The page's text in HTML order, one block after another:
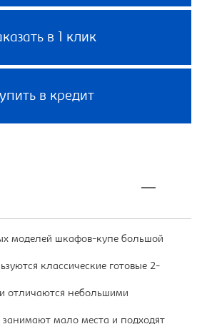
в 1 клик
в кредит
моделей шкафов-купе большой
классические готовые 2-
отличаются небольшими
занимают мало места и подходят